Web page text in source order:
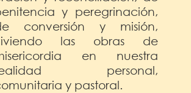
y peregrinación,
conversión y misión,
las obras de
en nuestra
personal,
y pastoral.